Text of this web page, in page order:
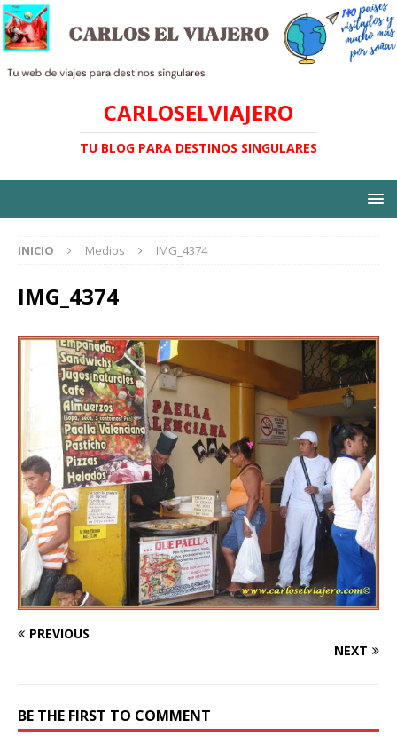
CARLOSELVIAJERO
TU BLOG PARA DESTINOS SINGULARES
INICIO Medios IMG_4374
IMG_4374
PREVIOUS
NEXT
BE THE FIRST TO COMMENT